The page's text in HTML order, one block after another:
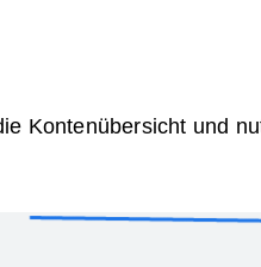
Kontenübersicht und